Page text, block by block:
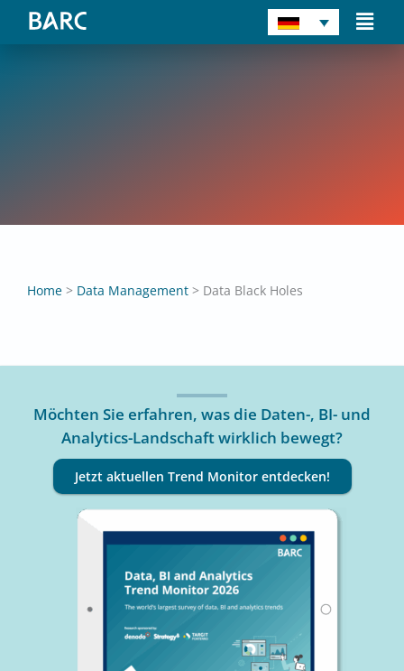
Zum
Inhalt
Main
Home > Data Management > Data Black Holes
Möchten Sie erfahren, was die Daten-, BI- und
Analytics-Landschaft wirklich bewegt?
Jetzt aktuellen Trend Monitor entdecken!